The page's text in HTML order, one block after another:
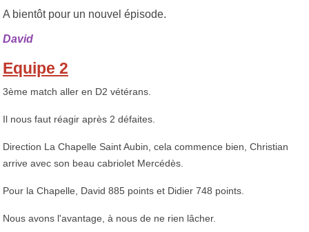
A bientôt pour un nouvel épisode.
David
Equipe 2
3ème match aller en D2 vétérans.
Il nous faut réagir après 2 défaites.
Direction La Chapelle Saint Aubin, cela commence bien, Christian
arrive avec son beau cabriolet Mercédès.
Pour la Chapelle, David 885 points et Didier 748 points.
Nous avons l'avantage, à nous de ne rien lâcher.